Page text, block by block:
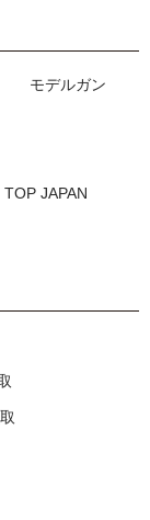
モデルガン
TOP JAPAN